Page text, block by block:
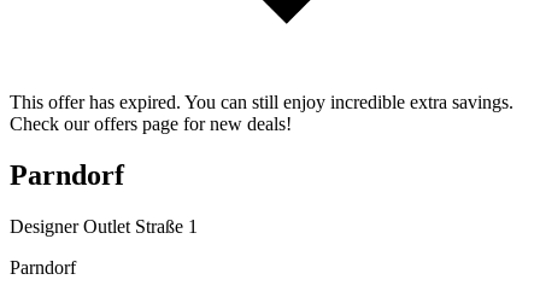
This offer has expired. You can still enjoy incredible extra savings.
Check our offers page for new deals!
Parndorf
Designer Outlet Straße 1
Parndorf